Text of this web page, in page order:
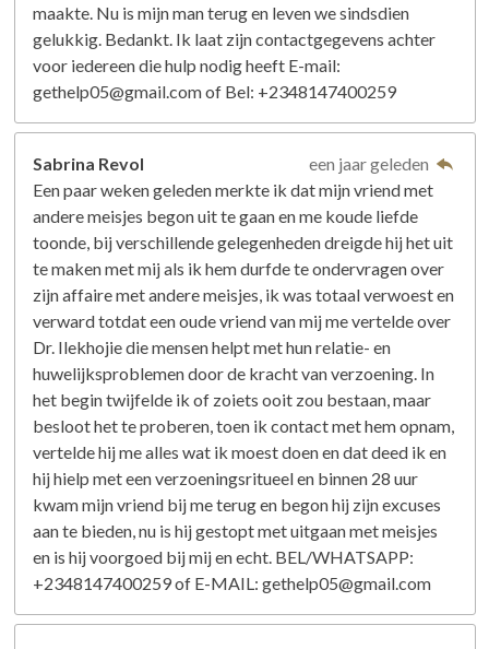
maakte. Nu is mijn man terug en leven we sindsdien
gelukkig. Bedankt. Ik laat zijn contactgegevens achter
voor iedereen die hulp nodig heeft E-mail:
gethelp05@gmail.com of Bel: +2348147400259
Sabrina Revol
een jaar geleden
Een paar weken geleden merkte ik dat mijn vriend met
andere meisjes begon uit te gaan en me koude liefde
toonde, bij verschillende gelegenheden dreigde hij het uit
te maken met mij als ik hem durfde te ondervragen over
zijn affaire met andere meisjes, ik was totaal verwoest en
verward totdat een oude vriend van mij me vertelde over
Dr. Ilekhojie die mensen helpt met hun relatie- en
huwelijksproblemen door de kracht van verzoening. In
het begin twijfelde ik of zoiets ooit zou bestaan, maar
besloot het te proberen, toen ik contact met hem opnam,
vertelde hij me alles wat ik moest doen en dat deed ik en
hij hielp met een verzoeningsritueel en binnen 28 uur
kwam mijn vriend bij me terug en begon hij zijn excuses
aan te bieden, nu is hij gestopt met uitgaan met meisjes
en is hij voorgoed bij mij en echt. BEL/WHATSAPP:
+2348147400259 of E-MAIL: gethelp05@gmail.com